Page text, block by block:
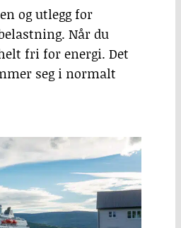
og utlegg for
Når du
fri for energi. Det
seg i normalt